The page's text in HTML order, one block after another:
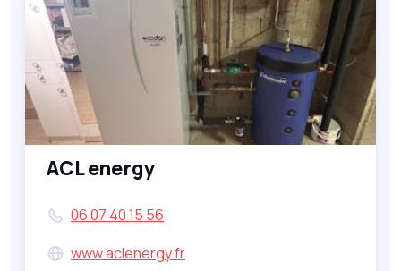
ACL energy
06 07 40 15 56
www.aclenergy.fr